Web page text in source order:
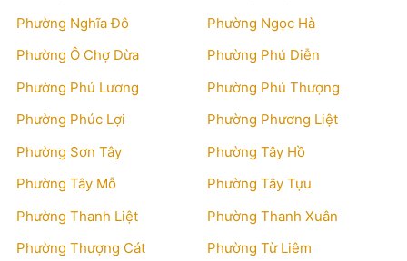
Phường Nghĩa Đô
Phường Ngọc Hà
Phường Ô Chợ Dừa
Phường Phú Diễn
Phường Phú Lương
Phường Phú Thượng
Phường Phúc Lợi
Phường Phương Liệt
Phường Sơn Tây
Phường Tây Hồ
Phường Tây Mỗ
Phường Tây Tựu
Phường Thanh Liệt
Phường Thanh Xuân
Phường Thượng Cát
Phường Từ Liêm